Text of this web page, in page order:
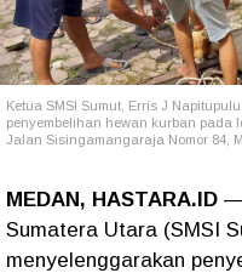
Ketua SMSI Sumut, Erris J
penyembelihan hewan kurban pada
Jalan Sisingamangaraja Nomor 84,
MEDAN, HASTARA.ID —
Sumatera Utara (SMSI
menyelenggarakan